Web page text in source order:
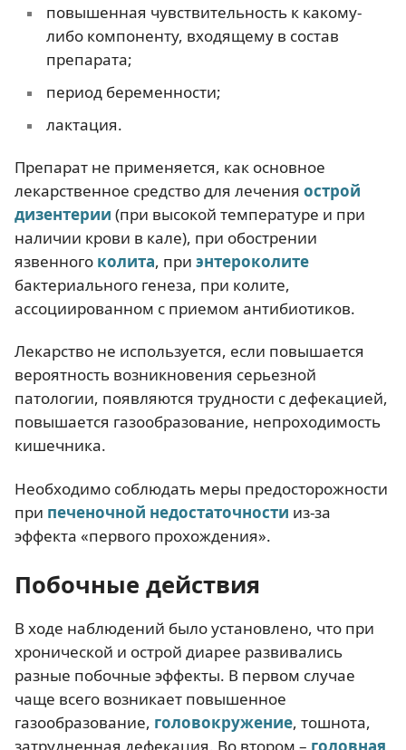
повышенная чувствительность к какому-
либо компоненту, входящему в состав
препарата;
период беременности;
лактация.
Препарат не применяется, как основное
лекарственное средство для лечения острой
дизентерии (при высокой температуре и при
наличии крови в кале), при обострении
язвенного колита, при энтероколите
бактериального генеза, при колите,
ассоциированном с приемом антибиотиков.
Лекарство не используется, если повышается
вероятность возникновения серьезной
патологии, появляются трудности с дефекацией,
повышается газообразование, непроходимость
кишечника.
Необходимо соблюдать меры предосторожности
при печеночной недостаточности из-за
эффекта «первого прохождения».
Побочные действия
В ходе наблюдений было установлено, что при
хронической и острой диарее развивались
разные побочные эффекты. В первом случае
чаще всего возникает повышенное
газообразование, головокружение, тошнота,
затрудненная дефекация. Во втором – головная